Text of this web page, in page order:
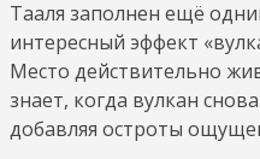
Тааля заполнен ещё
интересный эффект
Место действительно
знает, когда вулкан
добавляя остроты